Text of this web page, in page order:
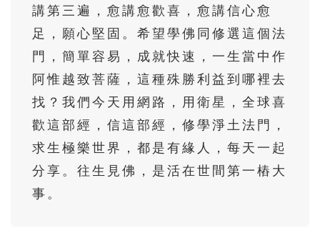
66 67 68 70
71 72 73 74 75
76 77 78 79 80
81 82 83 84 85
86 88 89 90
講第三遍，愈講愈歡喜，愈講信心愈
足，願心堅固。希望學佛同修選這個法
門，簡單容易，成就快速，一生當中作
阿惟越致菩薩，這種殊勝利益到哪裡去
找？我們今天用網路，用衛星，全球喜
歡這部經，信這部經，修學淨土法門，
求生極樂世界，都是有緣人，每天一起
分享。往生見佛，是活在世間第一樁大
事。